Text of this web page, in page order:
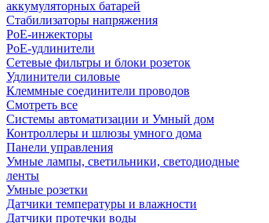
аккумуляторных батарей
Стабилизаторы напряжения
PoE-инжекторы
PoE-удлинители
Сетевые фильтры и блоки розеток
Удлинители силовые
Клеммные соединители проводов
Смотреть все
Системы автоматизации и Умный дом
Контроллеры и шлюзы умного дома
Панели управления
Умные лампы, светильники, светодиодные
ленты
Умные розетки
Датчики температуры и влажности
Датчики протечки воды